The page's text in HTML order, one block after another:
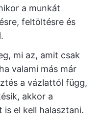
a munkát
feltöltésre és
mi az, amit csak
valami más már
a vázlattól függ,
akkor a
is el kell halasztani.